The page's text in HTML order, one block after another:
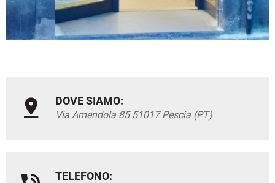
DOVE SIAMO:
Via Amendola 85 51017 Pescia (PT)
TELEFONO: